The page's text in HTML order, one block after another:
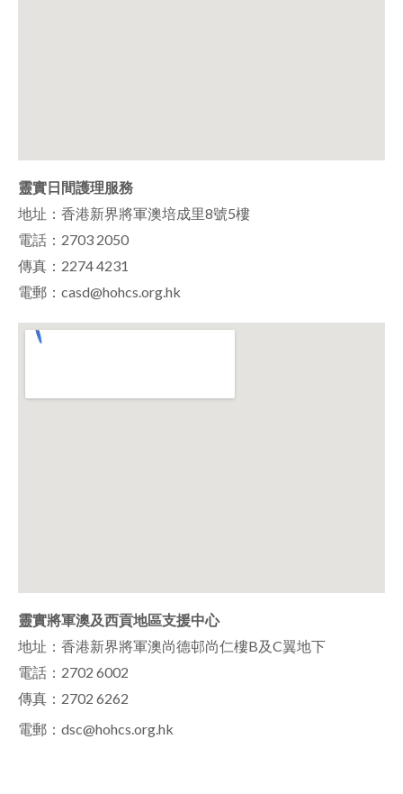
靈實日間護理服務
地址：香港新界將軍澳培成里8號5樓
電話：2703 2050
傳真：2274 4231
電郵：casd@hohcs.org.hk
靈實將軍澳及西貢地區支援中心
地址：香港新界將軍澳尚德邨尚仁樓B及C翼地下
電話：2702 6002
傳真：2702 6262
電郵： dsc@hohcs.org.hk